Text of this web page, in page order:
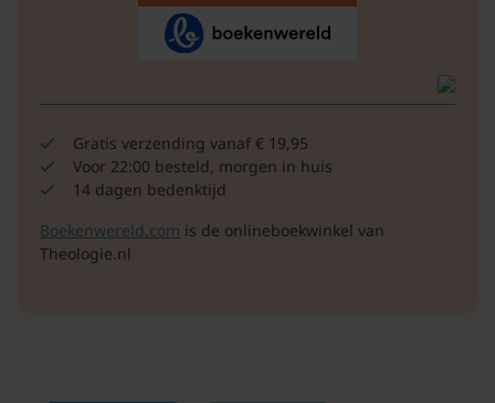
Gratis verzending vanaf € 19,95
Voor 22:00 besteld, morgen in huis
14 dagen bedenktijd
Boekenwereld.com is de onlineboekwinkel van
Theologie.nl